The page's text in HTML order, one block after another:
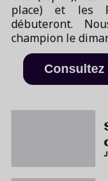
place) et les
débuteront.
champion le
Consultez